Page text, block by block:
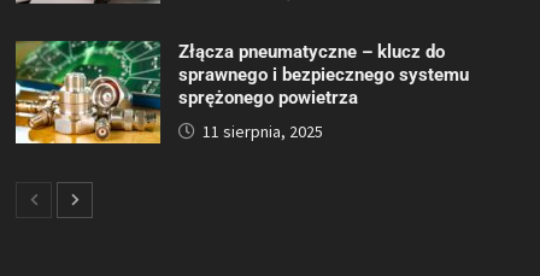
Złącza pneumatyczne – klucz do
sprawnego i bezpiecznego systemu
sprężonego powietrza
11 sierpnia, 2025